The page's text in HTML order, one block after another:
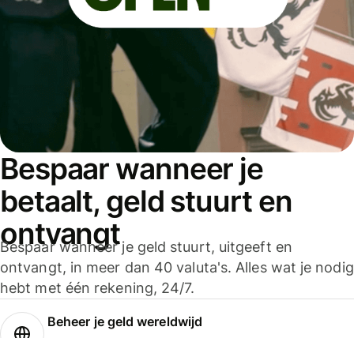
Bespaar wanneer je
betaalt, geld stuurt en
ontvangt
Bespaar wanneer je geld stuurt, uitgeeft en
ontvangt, in meer dan 40 valuta's. Alles wat je nodig
hebt met één rekening, 24/7.
Beheer je geld wereldwijd